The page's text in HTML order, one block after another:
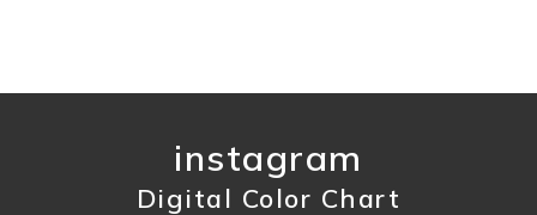
instagram
Digital Color Chart